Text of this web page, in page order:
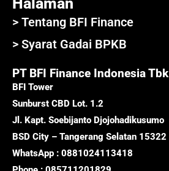
> Tentang BFI Finance
> Syarat Gadai BPKB
PT BFI Finance Indonesia Tbk
BFI Tower
Sunburst CBD Lot. 1.2
Jl. Kapt. Soebijanto Djojohadikusumo
BSD City – Tangerang Selatan 15322
WhatsApp : 0881024113418